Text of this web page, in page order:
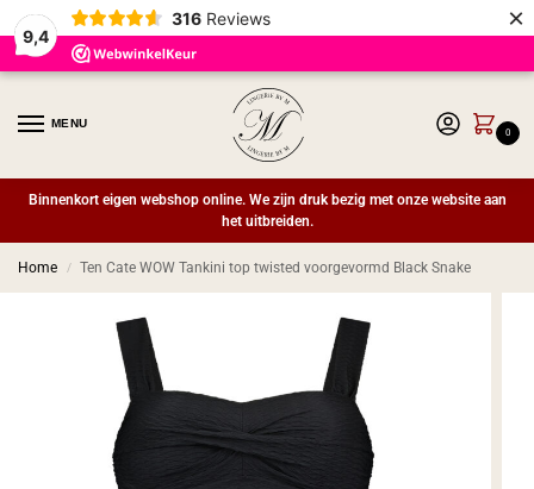
9,4
316 Reviews ×
MENU
0
Binnenkort eigen webshop online. We zijn druk bezig met onze website aan
het uitbreiden.
Home / Ten Cate WOW Tankini top twisted voorgevormd Black Snake